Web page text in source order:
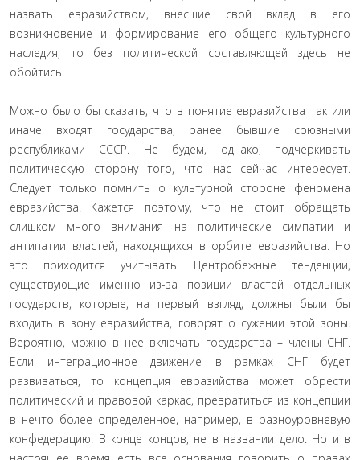
назвать евразийством, внесшие свой вклад в его
возникновение и формирование его общего культурного
наследия, то без политической составляющей здесь не
обойтись.
Можно было бы сказать, что в понятие евразийства так или
иначе входят государства, ранее бывшие союзными
республиками СССР. Не будем, однако, подчеркивать
политическую сторону того, что нас сейчас интересует.
Следует только помнить о культурной стороне феномена
евразийства. Кажется поэтому, что не стоит обращать
слишком много внимания на политические симпатии и
антипатии властей, находящихся в орбите евразийства. Но
это приходится учитывать. Центробежные тенденции,
существующие именно из-за позиции властей отдельных
государств, которые, на первый взгляд, должны были бы
входить в зону евразийства, говорят о сужении этой зоны.
Вероятно, можно в нее включать государства – члены СНГ.
Если интеграционное движение в рамках СНГ будет
развиваться, то концепция евразийства может обрести
политический и правовой каркас, превратиться из концепции
в нечто более определенное, например, в разноуровневую
конфедерацию. В конце концов, не в названии дело. Но и в